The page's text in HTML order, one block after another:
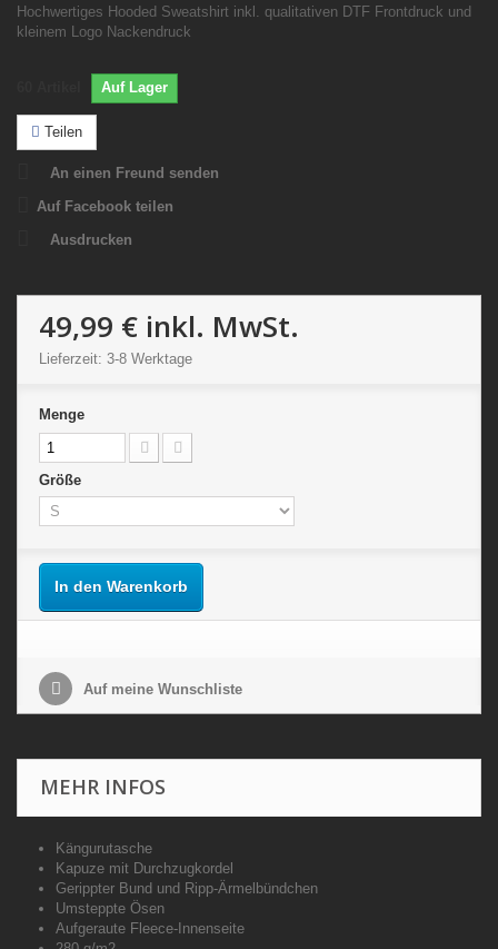
Hochwertiges Hooded Sweatshirt inkl. qualitativen DTF Frontdruck und
kleinem Logo Nackendruck
Auf Lager
Teilen
An einen Freund senden
Auf Facebook teilen
Ausdrucken
49,99 € inkl. MwSt.
Lieferzeit: 3-8 Werktage
Menge
Größe
In den Warenkorb
Auf meine Wunschliste
MEHR INFOS
Kängurutasche
Kapuze mit Durchzugkordel
Gerippter Bund und Ripp-Ärmelbündchen
Umsteppte Ösen
Aufgeraute Fleece-Innenseite